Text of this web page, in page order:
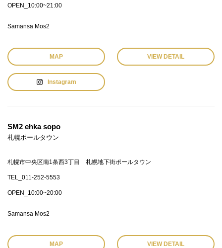
OPEN_10:00~21:00
Samansa Mos2
MAP VIEW DETAIL
Instagram
SM2 ehka sopo
札幌ポールタウン
札幌市中央区南1条西3丁目 札幌地下街ポールタウン
TEL_011-252-5553
OPEN_10:00~20:00
Samansa Mos2
MAP VIEW DETAIL